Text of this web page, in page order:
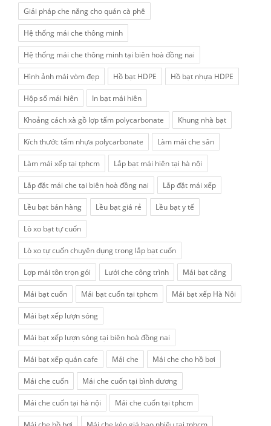
Giải pháp che nắng cho quán cà phê
Hệ thống mái che thông minh
Hệ thống mái che thông minh tại biên hoà đồng nai
Hình ảnh mái vòm đẹp Hồ bạt HDPE Hồ bạt nhựa HDPE
Hộp số mái hiên In bạt mái hiên
Khoảng cách xà gồ lợp tấm polycarbonate Khung nhà bạt
Kích thước tấm nhựa polycarbonate Làm mái che sân
Làm mái xếp tại tphcm Lắp bạt mái hiên tại hà nội
Lắp đặt mái che tại biên hoà đồng nai Lắp đặt mái xếp
Lều bạt bán hàng Lều bạt giá rẻ Lều bạt y tế
Lò xo bạt tự cuốn
Lò xo tự cuốn chuyên dụng trong lắp bạt cuốn
Lợp mái tôn trọn gói Lưới che công trình Mái bạt căng
Mái bạt cuốn Mái bạt cuốn tại tphcm Mái bạt xếp Hà Nội
Mái bạt xếp lượn sóng
Mái bạt xếp lượn sóng tại biên hoà đồng nai
Mái bạt xếp quán cafe Mái che Mái che cho hồ bơi
Mái che cuốn Mái che cuốn tại bình dương
Mái che cuốn tại hà nội Mái che cuốn tại tphcm